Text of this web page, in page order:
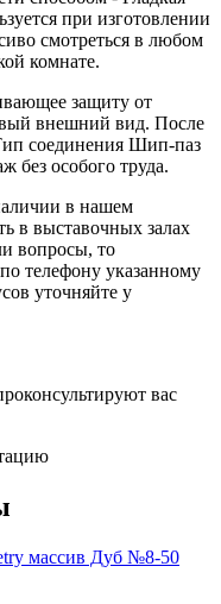
при изготовлении
смотреться в любом
комнате.
защиту от
внешний вид. После
соединения Шип-паз
без особого труда.
в нашем
в выставочных залах
вопросы, то
телефону указанному
уточняйте у
вас